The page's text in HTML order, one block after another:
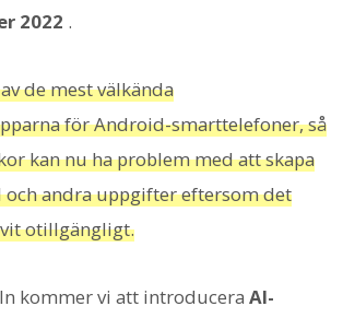
2022 .
de mest välkända
för Android-smarttelefoner, så
kan nu ha problem med att skapa
andra uppgifter eftersom det
otillgängligt.
kommer vi att introducera AI-